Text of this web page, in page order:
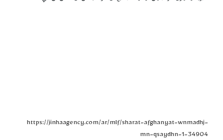
https://jinhaagency.com/ar/mlf/sharat-afghanyat-wnmadhj-
mn-qsaydhn-1-34904